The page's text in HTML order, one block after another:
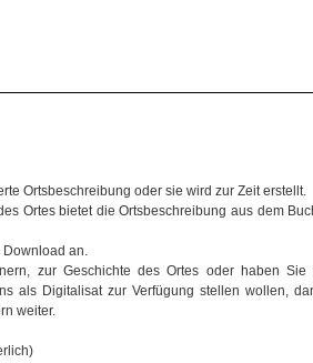
Ortsbeschreibung oder sie wird zur Zeit erstellt.
Ortes bietet die Ortsbeschreibung aus dem
Download an.
zur Geschichte des Ortes oder haben Sie
als Digitalisat zur Verfügung stellen wollen,
weiter.